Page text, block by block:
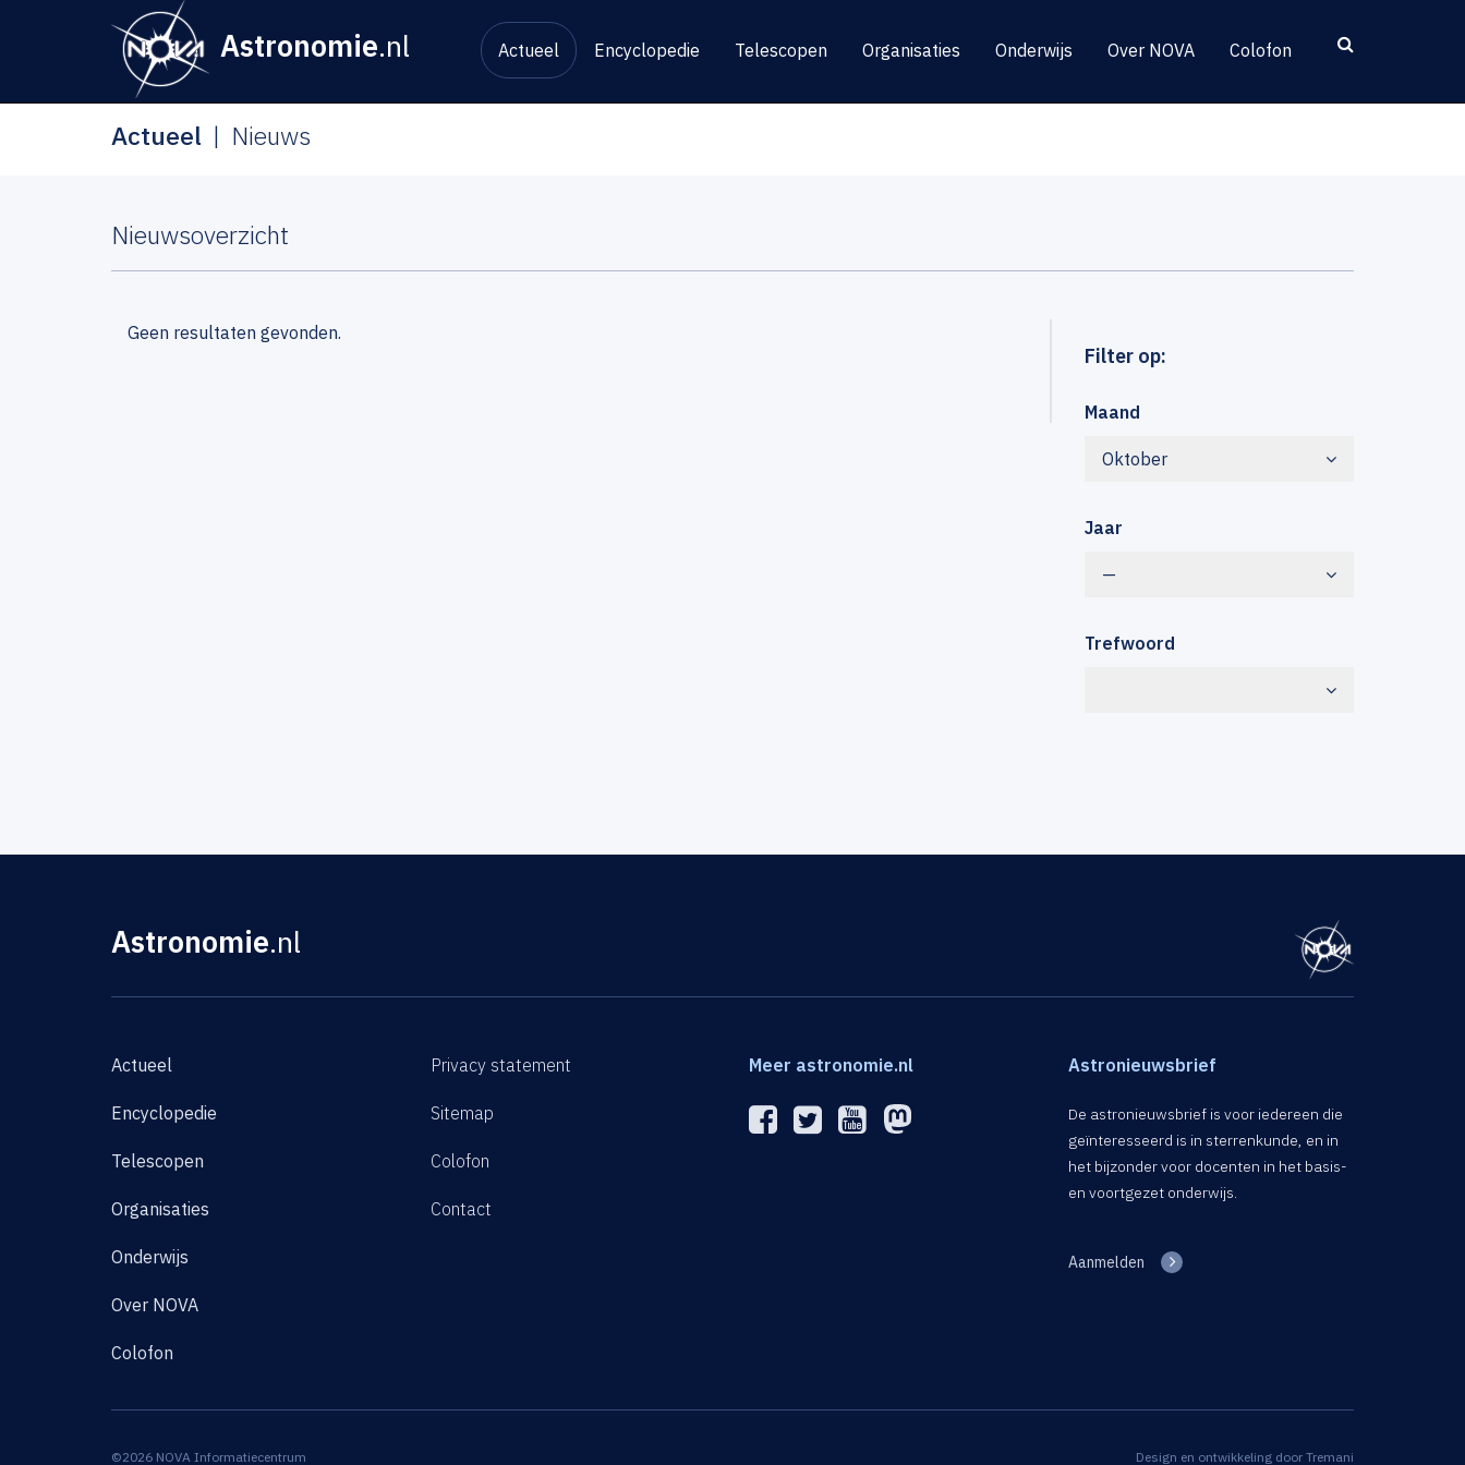
Astronomie.nl Actueel Encyclopedie Telescopen Organisaties Onderwijs Over NOVA Colofon
Actueel Nieuws
Nieuwsoverzicht
Filter op:
Maand
Oktober
Jaar
—
Trefwoord
Geen resultaten gevonden.
Astronomie.nl
Actueel
Encyclopedie
Telescopen
Organisaties
Onderwijs
Over NOVA
Colofon
Privacy statement
Sitemap
Colofon
Contact
Meer astronomie.nl Astronieuwsbrief
De astronieuwsbrief is voor iedereen die
geïnteresseerd is in sterrenkunde, en in
het bijzonder voor docenten in het basis-
en voortgezet onderwijs.
Aanmelden
©2026 NOVA Informatiecentrum Design en ontwikkeling door Tremani